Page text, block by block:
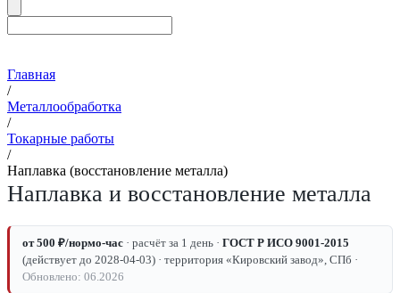
Главная
/
Металлообработка
/
Токарные работы
/
Наплавка (восстановление металла)
Наплавка и восстановление металла
от 500 ₽/нормо-час · расчёт за 1 день · ГОСТ Р ИСО 9001-2015
(действует до 2028-04-03) · территория «Кировский завод», СПб ·
Обновлено: 06.2026